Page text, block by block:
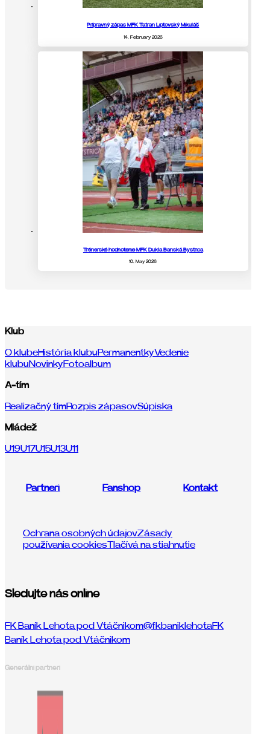
Prípravný zápas MFK Tatran Liptovský Mikuláš
14. February 2026
Trénerské hodnotenie MFK Dukla Banská Bystrica
10. May 2026
Klub
O klubeHistória klubuPermanentkyVedenie
klubuNovinkyFotoalbum
A-tím
Realizačný tímRozpis zápasovSúpiska
Mládež
U19U17U15U13U11
Partneri Fanshop Kontakt
Ochrana osobných údajovZásady
používania cookiesTlačívá na stiahnutie
Sledujte nás online
FK Baník Lehota pod Vtáčnikom@fkbaniklehotaFK
Baník Lehota pod Vtáčnikom
Generálni partneri